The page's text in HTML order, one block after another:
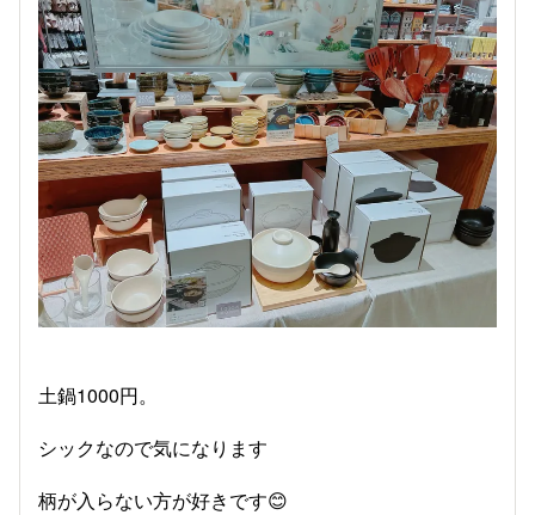
土鍋1000円。
シックなので気になります
柄が入らない方が好きです😊